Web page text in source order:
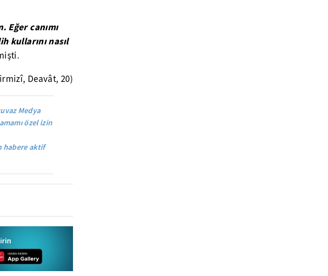
Eğer canımı
kullarını nasıl
Deavât, 20)
Medya
özel izin
habere aktif